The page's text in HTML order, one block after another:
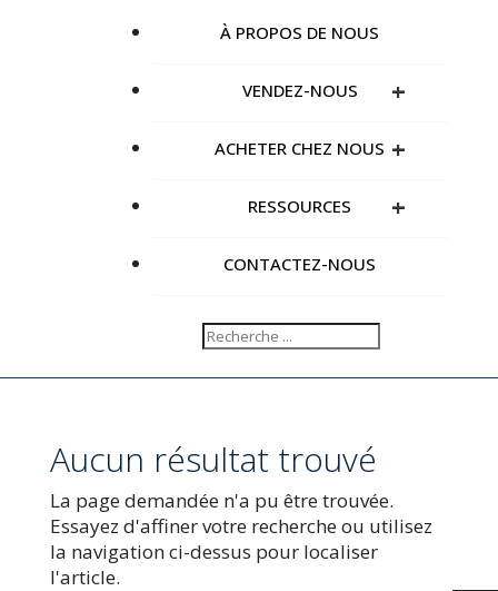
À PROPOS DE NOUS
VENDEZ-NOUS +
ACHETER CHEZ NOUS +
RESSOURCES +
CONTACTEZ-NOUS
Aucun résultat trouvé
La page demandée n'a pu être trouvée.
Essayez d'affiner votre recherche ou utilisez
la navigation ci-dessus pour localiser
l'article.